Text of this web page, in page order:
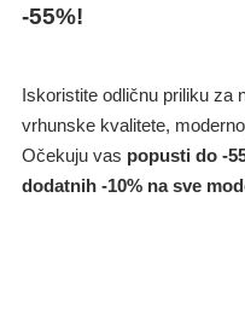
-55%!
Iskoristite odličnu priliku za
vrhunske kvalitete,
Očekuju vas popusti do -
dodatnih -10% na sve